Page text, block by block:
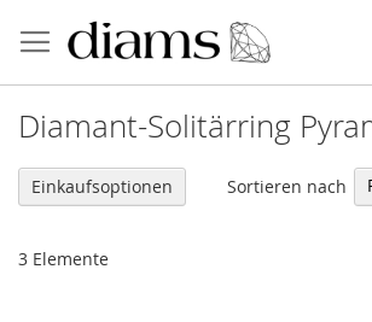
Inhalt
springen
Diamant-Solitärring
3 Elemente
Sortieren nach
Einkaufsoptionen